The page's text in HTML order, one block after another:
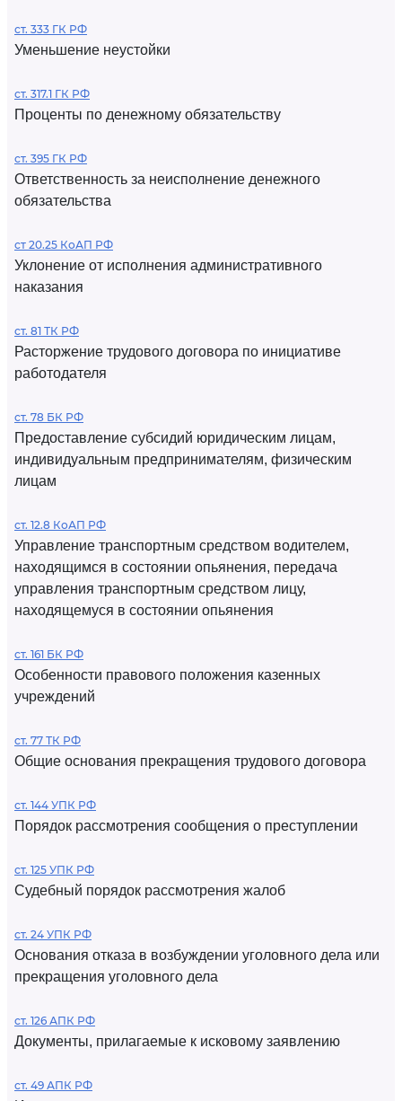
ст. 333 ГК РФ
Уменьшение неустойки
ст. 317.1 ГК РФ
Проценты по денежному обязательству
ст. 395 ГК РФ
Ответственность за неисполнение денежного
обязательства
ст 20.25 КоАП РФ
Уклонение от исполнения административного
наказания
ст. 81 ТК РФ
Расторжение трудового договора по инициативе
работодателя
ст. 78 БК РФ
Предоставление субсидий юридическим лицам,
индивидуальным предпринимателям, физическим
лицам
ст. 12.8 КоАП РФ
Управление транспортным средством водителем,
находящимся в состоянии опьянения, передача
управления транспортным средством лицу,
находящемуся в состоянии опьянения
ст. 161 БК РФ
Особенности правового положения казенных
учреждений
ст. 77 ТК РФ
Общие основания прекращения трудового договора
ст. 144 УПК РФ
Порядок рассмотрения сообщения о преступлении
ст. 125 УПК РФ
Судебный порядок рассмотрения жалоб
ст. 24 УПК РФ
Основания отказа в возбуждении уголовного дела или
прекращения уголовного дела
ст. 126 АПК РФ
Документы, прилагаемые к исковому заявлению
ст. 49 АПК РФ